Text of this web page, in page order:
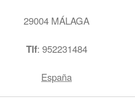
29004 MÁLAGA
Tlf: 952231484
España